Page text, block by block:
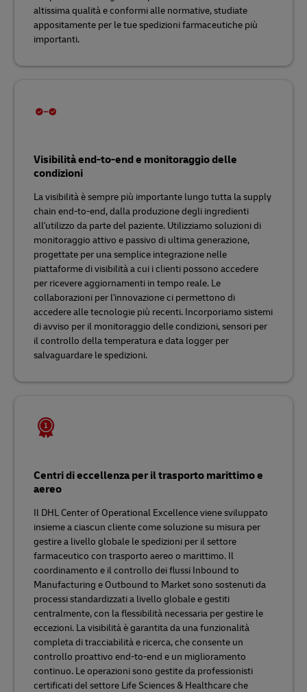
altissima qualità e conformi alle normative, studiate
appositamente per le tue spedizioni farmaceutiche più
importanti.
Visibilità end-to-end e monitoraggio delle
condizioni
La visibilità è sempre più importante lungo tutta la supply
chain end-to-end, dalla produzione degli ingredienti
all'utilizzo da parte del paziente. Utilizziamo soluzioni di
monitoraggio attivo e passivo di ultima generazione,
progettate per una semplice integrazione nelle
piattaforme di visibilità a cui i clienti possono accedere
per ricevere aggiornamenti in tempo reale. Le
collaborazioni per l'innovazione ci permettono di
accedere alle tecnologie più recenti. Incorporiamo sistemi
di avviso per il monitoraggio delle condizioni, sensori per
il controllo della temperatura e data logger per
salvaguardare le spedizioni.
Centri di eccellenza per il trasporto marittimo e
aereo
Il DHL Center of Operational Excellence viene sviluppato
insieme a ciascun cliente come soluzione su misura per
gestire a livello globale le spedizioni per il settore
farmaceutico con trasporto aereo o marittimo. Il
coordinamento e il controllo dei flussi Inbound to
Manufacturing e Outbound to Market sono sostenuti da
processi standardizzati a livello globale e gestiti
centralmente, con la flessibilità necessaria per gestire le
eccezioni. La visibilità è garantita da una funzionalità
completa di tracciabilità e ricerca, che consente un
controllo proattivo end-to-end e un miglioramento
continuo. Le operazioni sono gestite da professionisti
certificati del settore Life Sciences & Healthcare che